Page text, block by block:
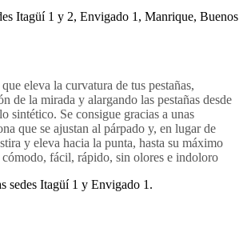
Itagüí 1 y 2, Envigado 1, Manrique, Buenos
eleva la curvatura de tus pestañas,
de la mirada y alargando las pestañas desde
sintético. Se consigue gracias a unas
que se ajustan al párpado y, en lugar de
y eleva hacia la punta, hasta su máximo
cómodo, fácil, rápido, sin olores e indoloro
sedes Itagüí 1 y Envigado 1.